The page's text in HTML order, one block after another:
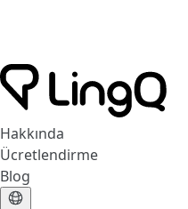
Hakkında
Ücretlendirme
Blog